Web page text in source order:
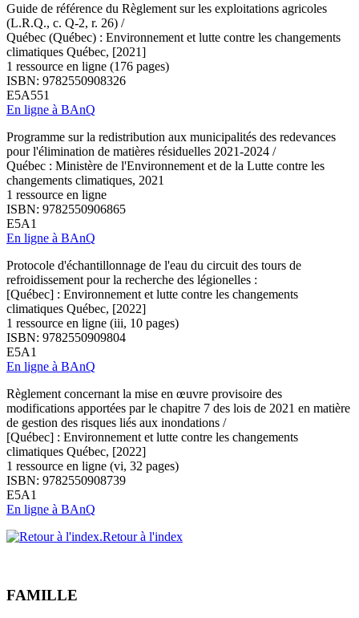
Guide de référence du Règlement sur les exploitations agricoles
(L.R.Q., c. Q-2, r. 26) /
Québec (Québec) : Environnement et lutte contre les changements
climatiques Québec, [2021]
1 ressource en ligne (176 pages)
ISBN: 9782550908326
E5A551
En ligne à BAnQ
Programme sur la redistribution aux municipalités des redevances
pour l'élimination de matières résiduelles 2021-2024 /
Québec : Ministère de l'Environnement et de la Lutte contre les
changements climatiques, 2021
1 ressource en ligne
ISBN: 9782550906865
E5A1
En ligne à BAnQ
Protocole d'échantillonnage de l'eau du circuit des tours de
refroidissement pour la recherche des légionelles :
[Québec] : Environnement et lutte contre les changements
climatiques Québec, [2022]
1 ressource en ligne (iii, 10 pages)
ISBN: 9782550909804
E5A1
En ligne à BAnQ
Règlement concernant la mise en œuvre provisoire des
modifications apportées par le chapitre 7 des lois de 2021 en matière
de gestion des risques liés aux inondations /
[Québec] : Environnement et lutte contre les changements
climatiques Québec, [2022]
1 ressource en ligne (vi, 32 pages)
ISBN: 9782550908739
E5A1
En ligne à BAnQ
Retour à l'index
FAMILLE